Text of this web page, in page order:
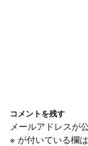
コメントを残す
メールアドレスが
※ が付いている欄